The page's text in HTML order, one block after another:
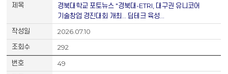
경북대학교 포토뉴스 "경북대-ETRI, 대구권 유니코어
기술창업 경진대회 개최… 딥테크 육성…
2026.07.10
292
49